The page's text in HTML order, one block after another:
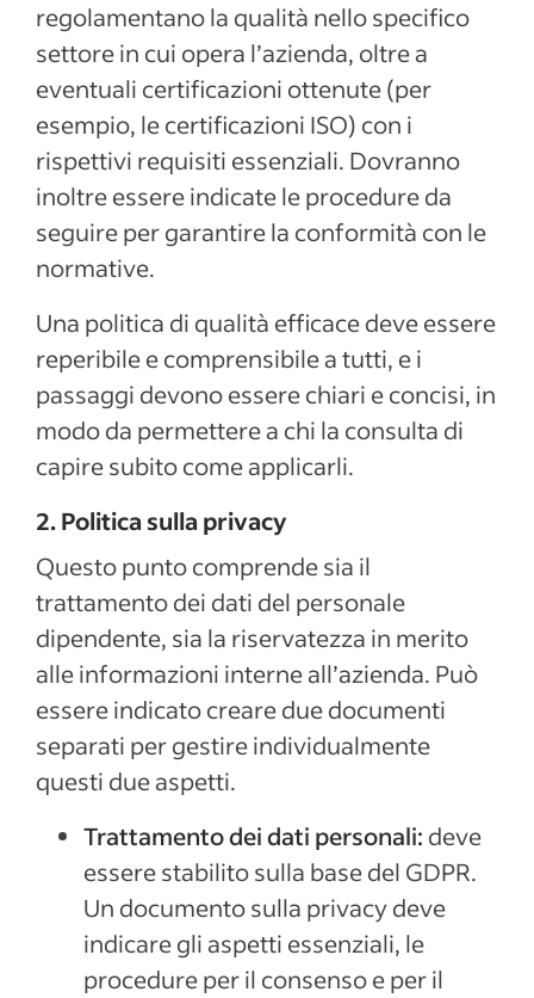
regolamentano la qualità nello specifico
settore in cui opera l’azienda, oltre a
eventuali certificazioni ottenute (per
esempio, le certificazioni ISO) con i
rispettivi requisiti essenziali. Dovranno
inoltre essere indicate le procedure da
seguire per garantire la conformità con le
normative.
Una politica di qualità efficace deve essere
reperibile e comprensibile a tutti, e i
passaggi devono essere chiari e concisi, in
modo da permettere a chi la consulta di
capire subito come applicarli.
2. Politica sulla privacy
Questo punto comprende sia il
trattamento dei dati del personale
dipendente, sia la riservatezza in merito
alle informazioni interne all’azienda. Può
essere indicato creare due documenti
separati per gestire individualmente
questi due aspetti.
Trattamento dei dati personali: deve
essere stabilito sulla base del GDPR.
Un documento sulla privacy deve
indicare gli aspetti essenziali, le
procedure per il consenso e per il